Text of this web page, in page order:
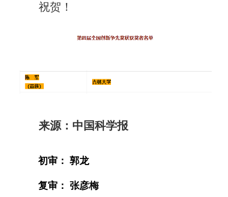
祝贺！
来源：中国科学报
初审： 郭龙
复审： 张彦梅